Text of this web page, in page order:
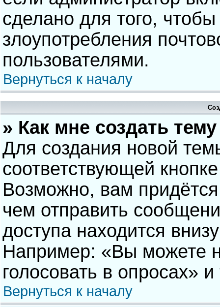
сделано для того, чтобы
злоупотребления
пользователями.
Вернуться к началу
» Как мне создать
Для создания новой
соответствующей
Возможно, вам
чем отправить
доступа находится
Например: «Вы можете
голосовать в опросах» и
Вернуться к началу